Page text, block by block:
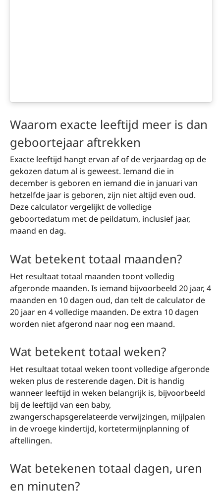
Waarom exacte leeftijd meer is dan
geboortejaar aftrekken
Exacte leeftijd hangt ervan af of de verjaardag op de
gekozen datum al is geweest. Iemand die in
december is geboren en iemand die in januari van
hetzelfde jaar is geboren, zijn niet altijd even oud.
Deze calculator vergelijkt de volledige
geboortedatum met de peildatum, inclusief jaar,
maand en dag.
Wat betekent totaal maanden?
Het resultaat totaal maanden toont volledig
afgeronde maanden. Is iemand bijvoorbeeld 20 jaar, 4
maanden en 10 dagen oud, dan telt de calculator de
20 jaar en 4 volledige maanden. De extra 10 dagen
worden niet afgerond naar nog een maand.
Wat betekent totaal weken?
Het resultaat totaal weken toont volledige afgeronde
weken plus de resterende dagen. Dit is handig
wanneer leeftijd in weken belangrijk is, bijvoorbeeld
bij de leeftijd van een baby,
zwangerschapsgerelateerde verwijzingen, mijlpalen
in de vroege kindertijd, kortetermijnplanning of
aftellingen.
Wat betekenen totaal dagen, uren
en minuten?